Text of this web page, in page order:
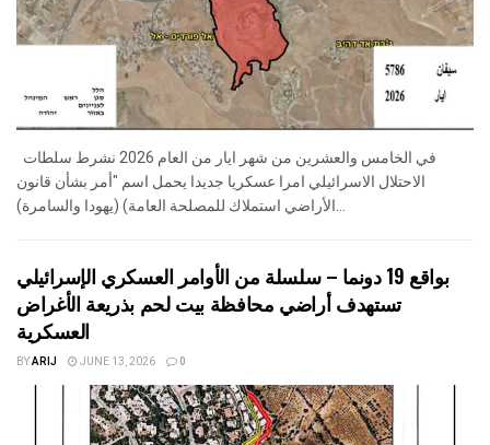
الاحتلال الاسرائيلي امرا عسكريا جديدا يحمل اسم "أمر بشأن قانون
الأراضي استملاك للمصلحة العامة) (يهودا والسامرة)...
بواقع 19 دونما – سلسلة من الأوامر العسكري الإسرائيلي
تستهدف أراضي محافظة بيت لحم بذريعة الأغراض
العسكرية
BYARIJ JUNE 13, 2026 0